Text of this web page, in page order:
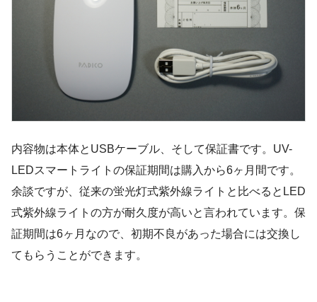
内容物は本体とUSBケーブル、そして保証書です。UV-
LEDスマートライトの保証期間は購入から6ヶ月間です。
余談ですが、従来の蛍光灯式紫外線ライトと比べるとLED
式紫外線ライトの方が耐久度が高いと言われています。保
証期間は6ヶ月なので、初期不良があった場合には交換し
てもらうことができます。